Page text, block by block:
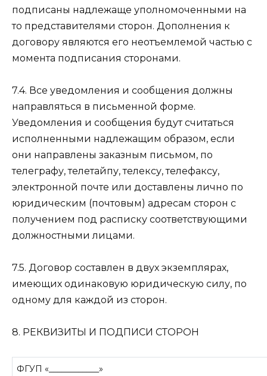
подписаны надлежаще уполномоченными на
то представителями сторон. Дополнения к
договору являются его неотъемлемой частью с
момента подписания сторонами.
7.4. Все уведомления и сообщения должны
направляться в письменной форме.
Уведомления и сообщения будут считаться
исполненными надлежащим образом, если
они направлены заказным письмом, по
телеграфу, телетайпу, телексу, телефаксу,
электронной почте или доставлены лично по
юридическим (почтовым) адресам сторон с
получением под расписку соответствующими
должностными лицами.
7.5. Договор составлен в двух экземплярах,
имеющих одинаковую юридическую силу, по
одному для каждой из сторон.
8. РЕКВИЗИТЫ И ПОДПИСИ СТОРОН
ФГУП «____________»